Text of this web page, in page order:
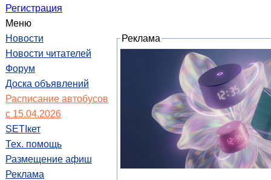
Регистрация
Меню
Новости
Новости читателей
Форум
Доска объявлений
Расписание автобусов
с 15.04.2026
SETIкет
Тех. помощь
Размещение афиш
Реклама
Реклама